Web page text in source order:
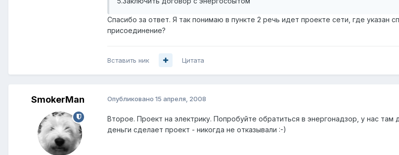
Спасибо за ответ. Я так понимаю в пункте 2 речь идет проекте сети, где указан
присоединение?
Вставить ник Цитата
SmokerMan Опубликовано 15 апреля, 2008
Второе. Проект на электрику. Попробуйте обратиться в энергонадзор, у нас там
деньги сделает проект - никогда не отказывали :-)